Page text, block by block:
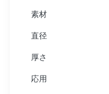
素材
直径
厚さ
応用